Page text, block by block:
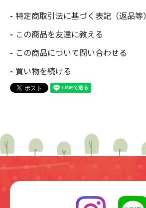
特定商取引法に基づく表記（返品等）
この商品を友達に教える
この商品について問い合わせる
買い物を続ける